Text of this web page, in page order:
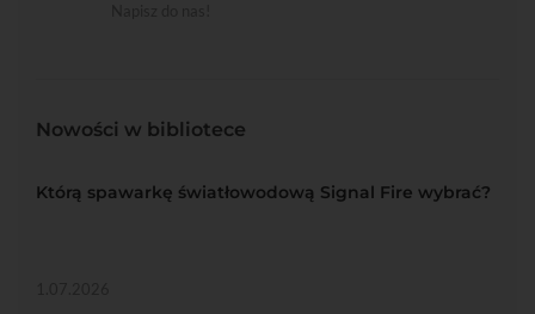
Nowości w bibliotece
Którą spawarkę światłowodową Signal Fire wybrać?